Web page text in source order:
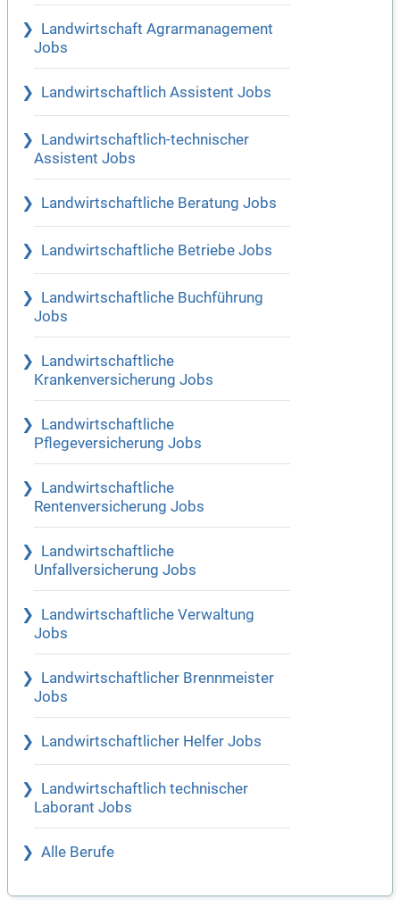
Landwirtschaft Agrarmanagement
Jobs
Landwirtschaftlich Assistent Jobs
Landwirtschaftlich-technischer
Assistent Jobs
Landwirtschaftliche Beratung Jobs
Landwirtschaftliche Betriebe Jobs
Landwirtschaftliche Buchführung
Jobs
Landwirtschaftliche
Krankenversicherung Jobs
Landwirtschaftliche
Pflegeversicherung Jobs
Landwirtschaftliche
Rentenversicherung Jobs
Landwirtschaftliche
Unfallversicherung Jobs
Landwirtschaftliche Verwaltung
Jobs
Landwirtschaftlicher Brennmeister
Jobs
Landwirtschaftlicher Helfer Jobs
Landwirtschaftlich technischer
Laborant Jobs
Alle Berufe